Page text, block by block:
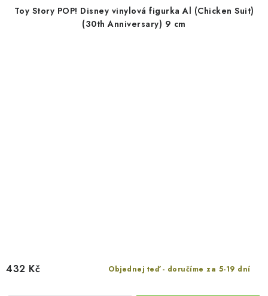
Toy Story POP! Disney vinylová figurka Al (Chicken Suit)
(30th Anniversary) 9 cm
Objednej teď - doručíme za 5-19 dní
432 Kč